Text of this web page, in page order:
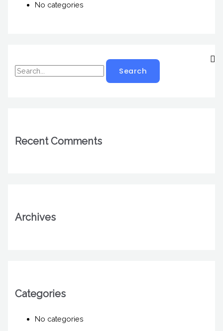
No categories
Recent Comments
Archives
Categories
No categories